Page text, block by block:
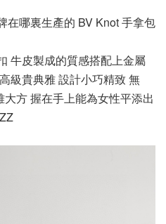
在哪裏生產的 BV Knot 手拿包
牛皮製成的質感搭配上金屬
級貴典雅 設計小巧精致 無
方 握在手上能為女性平添出